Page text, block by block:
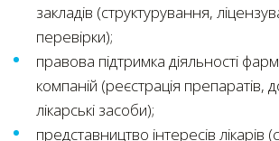
закладів (структурування,
перевірки);
правова підтримка діяльності
компаній (реєстрація препаратів,
лікарські засоби);
представництво інтересів лікарів